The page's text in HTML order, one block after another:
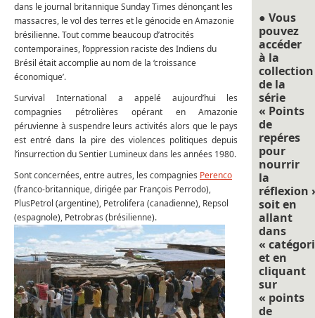
dans le journal britannique Sunday Times dénonçant les
massacres, le vol des terres et le génocide en Amazonie
brésilienne. Tout comme beaucoup d’atrocités
contemporaines, l’oppression raciste des Indiens du
Brésil était accomplie au nom de la ‘croissance
économique’.
Survival International a appelé aujourd’hui les
compagnies pétrolières opérant en Amazonie
péruvienne à suspendre leurs activités alors que le pays
est entré dans la pire des violences politiques depuis
l’insurrection du Sentier Lumineux dans les années 1980.
Sont concernées, entre autres, les compagnies Perenco
(franco-britannique, dirigée par François Perrodo),
PlusPetrol (argentine), Petrolifera (canadienne), Repsol
(espagnole), Petrobras (brésilienne).
● Vous
pouvez
accéder
à la
collection
de la
série
« Points
de
repéres
pour
nourrir
la
réflexion
soit en
allant
dans
«
et en
cliquant
sur
« points
de